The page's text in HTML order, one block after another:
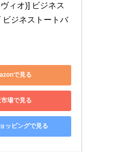
ィオ)] ビジネス
ビジネストートバ
で見る
場で見る
ッピングで見る